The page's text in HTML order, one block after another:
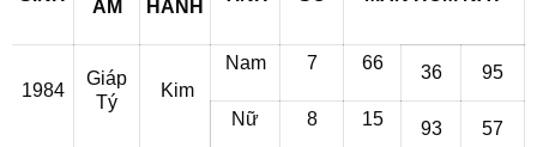
ÂM
HÀNH
1984
Giáp
Tý
Kim
Nam 7 66 36 95
Nữ 8 15 93 57